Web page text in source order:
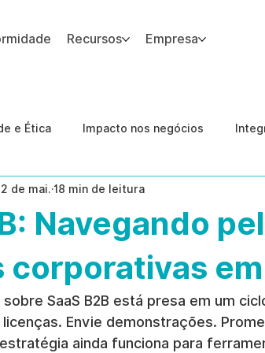
Recursos Empresa
e Ética Impacto nos negócios
Estudos de caso
revenção de
Navegando
corporativas
de mai. 18 min de leitura
SaaS B2B está presa em um
Envie demonstrações.
ainda funciona para